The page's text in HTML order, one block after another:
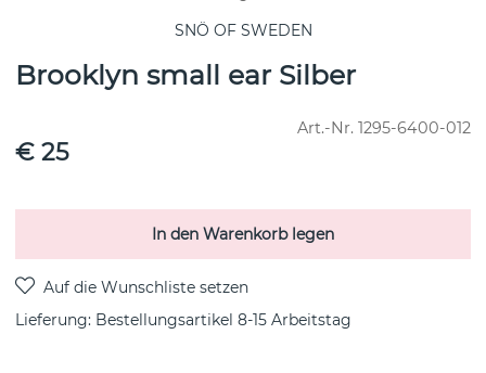
SNÖ OF SWEDEN
Brooklyn small ear Silber
Art.-Nr. 1295-6400-012
€ 25
In den Warenkorb legen
Lieferung: Bestellungsartikel 8-15 Arbeitstag